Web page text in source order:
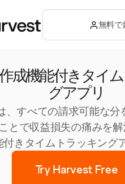
無料で
成機能付きタイ
グアプリ
、すべての請求可能な分
とで収益損失の痛みを
付きタイムトラッキング
Try Harvest Free